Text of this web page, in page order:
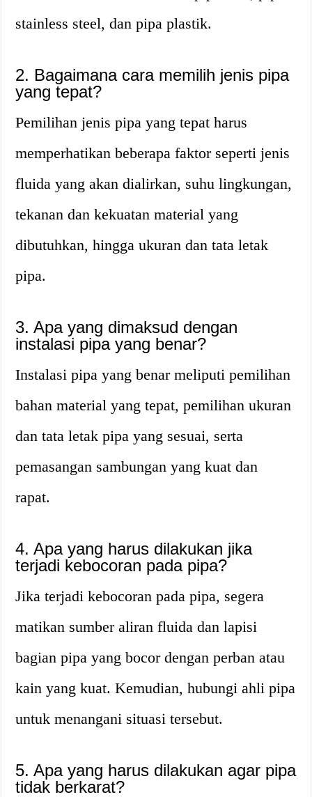
stainless steel, dan pipa plastik.
2. Bagaimana cara memilih jenis pipa
yang tepat?
Pemilihan jenis pipa yang tepat harus
memperhatikan beberapa faktor seperti jenis
fluida yang akan dialirkan, suhu lingkungan,
tekanan dan kekuatan material yang
dibutuhkan, hingga ukuran dan tata letak
pipa.
3. Apa yang dimaksud dengan
instalasi pipa yang benar?
Instalasi pipa yang benar meliputi pemilihan
bahan material yang tepat, pemilihan ukuran
dan tata letak pipa yang sesuai, serta
pemasangan sambungan yang kuat dan
rapat.
4. Apa yang harus dilakukan jika
terjadi kebocoran pada pipa?
Jika terjadi kebocoran pada pipa, segera
matikan sumber aliran fluida dan lapisi
bagian pipa yang bocor dengan perban atau
kain yang kuat. Kemudian, hubungi ahli pipa
untuk menangani situasi tersebut.
5. Apa yang harus dilakukan agar pipa
tidak berkarat?